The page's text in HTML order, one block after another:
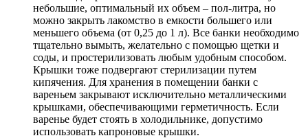
небольшие, оптимальный их объем – пол-литра, но
можно закрыть лакомство в емкости большего или
меньшего объема (от 0,25 до 1 л). Все банки необходимо
тщательно вымыть, желательно с помощью щетки и
соды, и простерилизовать любым удобным способом.
Крышки тоже подвергают стерилизации путем
кипячения. Для хранения в помещении банки с
вареньем закрывают исключительно металлическими
крышками, обеспечивающими герметичность. Если
варенье будет стоять в холодильнике, допустимо
использовать капроновые крышки.